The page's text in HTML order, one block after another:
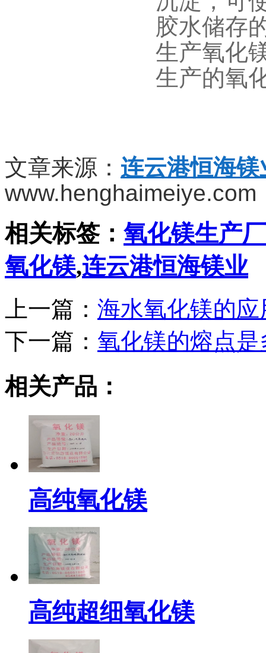
胶水储存
生产氧化
生产的氧
文章来源： 连云港恒海镁
www.henghaimeiye.com
相关标签： 氧化镁生产
氧化镁,连云港恒海镁业
上一篇： 海水氧化镁的应
下一篇： 氧化镁的熔点是
相关产品：
高纯氧化镁
高纯超细氧化镁